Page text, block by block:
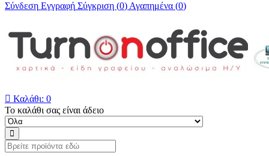
Σύνδεση Εγγραφή Σύγκριση (0)Αγαπημένα (0)
 Καλάθι: 0
Το καλάθι σας είναι άδειο